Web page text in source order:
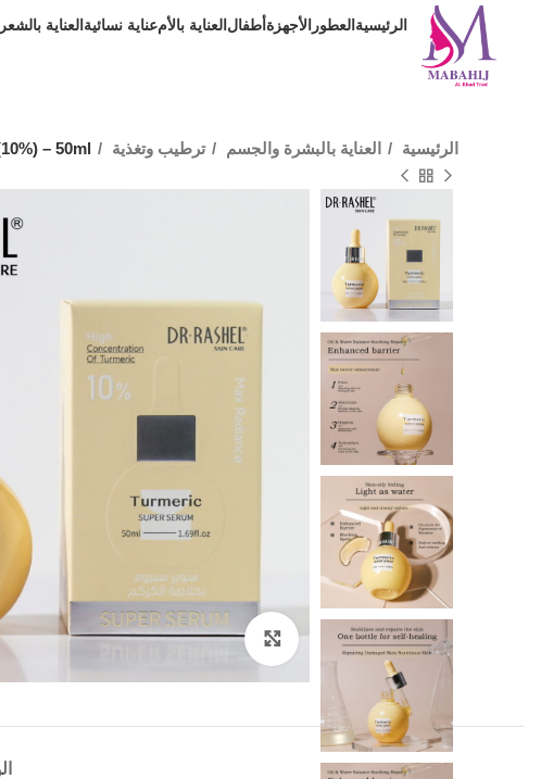
الرئيسيةالعطور الأجهزةأطفالالعناية بالأمعناية نسائيةالعناية بالشعر
الرئيسية العناية بالبشرة والجسم ترطيب وتغذية – 50ml
Click to enlarge